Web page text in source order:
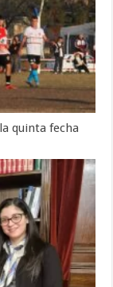
quinta fecha